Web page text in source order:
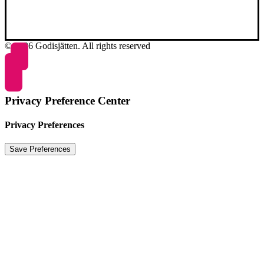
© 2026 Godisjätten. All rights reserved
Privacy Preference Center
Privacy Preferences